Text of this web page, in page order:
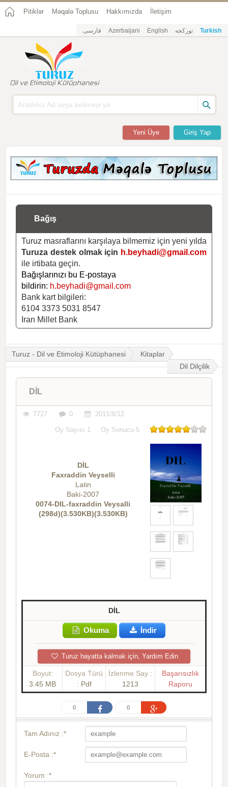
Pitiklər Məqalə Toplusu Hakkımızda İletişim
فارسی Azerbaijani English تورکجه Turkish
Giriş Yap
Yeni Üye
Bağış
Turuz masraflarını karşılaya bilmemiz için yeni yılda
Turuza destek olmak için h.beyhadi@gmail.com
ile irtibata geçin.
Bağışlarınızı bu E-postaya
bildirin: h.beyhadi@gmail.com
Bank kart bilgileri:
6104 3373 5031 8547
Iran Millet Bank
Turuz - Dil ve Etimoloji Kütüphanesi
Kitaplar
Dil Dilçilik
DİL
7727 0 2011/8/12
Oy Sayısı 1 Oy Sonucu 5
DİL
Faxraddin Veyselli
Latin
Baki-2007
0074-DIL-faxraddin Veysalli
(298d)(3.530KB)(3.530KB)
DİL
Okuma İndir
Turuz hayatta kalmak için, Yardım Edin
Boyut:
3.45 MB
Dosya Türü
: Pdf
İzlenme Say :
1213
Başarısızlık
Raporu
0 0
Tam Adınız :*
E-Posta :*
Yorum :*